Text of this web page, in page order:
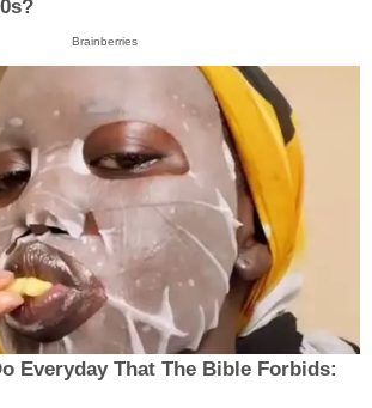
Brainberries
Everyday That The Bible Forbids: